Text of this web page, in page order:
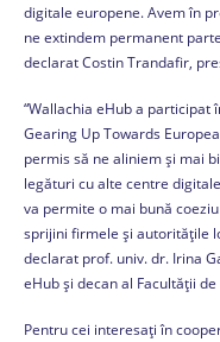
digitale europene. Avem în
ne extindem permanent
declarat Costin Trandafir,
“Wallachia eHub a
Gearing Up Towards
permis să ne aliniem și mai
legături cu alte centre
va permite o mai bună
sprijini firmele și autoritățile
declarat prof. univ. dr. Irina
eHub și decan al Facultății
Pentru cei interesați în